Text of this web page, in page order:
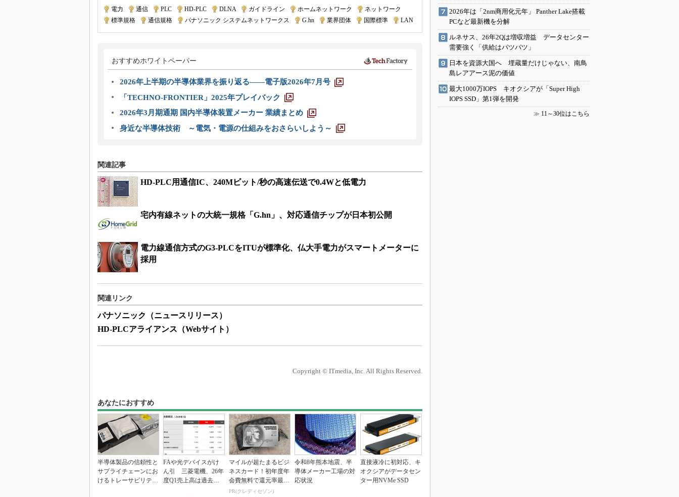
電力 通信 PLC HD-PLC DLNA| ガイドライン ホームネットワーク ネットワーク
標準規格
通信規格 パナソニック システムネットワークス G.hn 業界団体 国際標準 LAN
おすすめホワイトペーパー
2026年上半期の半導体業界を振り返る――電子版2026年7月号
「TECHNO-FRONTIER」2025年プレイバック
2026年3月期通期 国内半導体装置メーカー 業績まとめ
身近な半導体技術 ～電気・電源の仕組みをおさらいしよう～
関連記事
HD-PLC用通信IC、240Mビット/秒の高速伝送で0.4Wと低電力
宅内有線ネットの大統一規格「G.hn」、対応通信チップが日本初公開
電力線通信方式のG3-PLCをITUが標準化、仏大手電力がスマートメーターに
採用
関連リンク
パナソニック（ニュースリリース）
HD-PLCアライアンス（Webサイト）
Copyright © ITmedia, Inc. All Rights Reserved.
あなたにおすすめ
半導体製品の信頼性と
サプライチェーンにお
けるトレーサビリティ
FAや光デバイスがけ
ん引 三菱電機、26年
度Q1売上高は過去最
マイルが超たまるビジ
ネスカード！初年度年
会費無料で還元率最大
1.125%
PR(クレディセゾン)
令和8年熊本地震、半
導体メーカー工場の対
応状況
直接液冷に初対応、キ
オクシアがデータセン
ター用NVMe SSD
2026年は「2nm商用化元年」 Panther Lake搭載
PCなど最新機を分解
ルネサス、26年2Qは増収増益 データセンター
需要強く「供給はパツパツ」
日本を資源大国へ 埋蔵量だけじゃない、南鳥
島レアアース泥の価値
最大1000万IOPS キオクシアが「Super High
IOPS SSD」第1弾を開発
≫ 11～30位はこちら